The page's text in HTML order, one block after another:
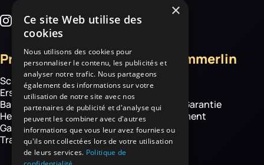
Produkte
Schubkarren
Ersatzteile
Baustelle
Hebetechnik
Garten- und
Transportgeräte
Über Haemmerlin
Über uns
Know how
Haemmerlin-Garantie
CSR-Engagement
News
×
Ce site Web utilise des
cookies
Nous utilisons des cookies pour
personnaliser le contenu, les publicités et
analyser notre trafic. Nous partageons
également des informations sur votre
utilisation de notre site avec nos
partenaires de publicité et d'analyse qui
peuvent les combiner avec d'autres
informations que vous leur avez fournies ou
qu'ils ont collectées lors de votre utilisation
de leurs services. Politique de